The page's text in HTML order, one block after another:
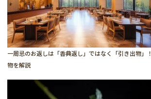
一周忌のお返しは「香典返し」ではなく「引き出物」
物を解説